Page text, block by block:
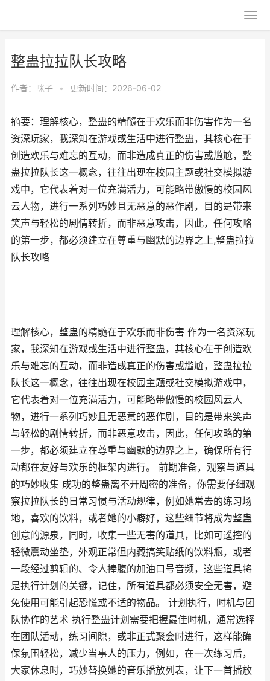
整蛊拉拉队长攻略
作者： 咪子 • 更新时间：2026-06-02
摘要：理解核心，整蛊的精髓在于欢乐而非伤害作为一名
资深玩家，我深知在游戏或生活中进行整蛊，其核心在于
创造欢乐与难忘的互动，而非造成真正的伤害或尴尬，整
蛊拉拉队长这一概念，往往出现在校园主题或社交模拟游
戏中，它代表着对一位充满活力，可能略带傲慢的校园风
云人物，进行一系列巧妙且无恶意的恶作剧，目的是带来
笑声与轻松的剧情转折，而非恶意攻击，因此，任何攻略
的第一步，都必须建立在尊重与幽默的边界之上,整蛊拉拉
队长攻略
理解核心，整蛊的精髓在于欢乐而非伤害 作为一名资深玩
家，我深知在游戏或生活中进行整蛊，其核心在于创造欢
乐与难忘的互动，而非造成真正的伤害或尴尬，整蛊拉拉
队长这一概念，往往出现在校园主题或社交模拟游戏中，
它代表着对一位充满活力，可能略带傲慢的校园风云人
物，进行一系列巧妙且无恶意的恶作剧，目的是带来笑声
与轻松的剧情转折，而非恶意攻击，因此，任何攻略的第
一步，都必须建立在尊重与幽默的边界之上，确保所有行
动都在友好与欢乐的框架内进行。 前期准备，观察与道具
的巧妙收集 成功的整蛊离不开周密的准备，你需要仔细观
察拉拉队长的日常习惯与活动规律，例如她常去的练习场
地，喜欢的饮料，或者她的小癖好，这些细节将成为整蛊
创意的源泉，同时，收集一些无害的道具，比如可遥控的
轻微震动坐垫，外观正常但内藏搞笑贴纸的饮料瓶，或者
一段经过剪辑的、令人捧腹的加油口号音频，这些道具将
是执行计划的关键，记住，所有道具都必须安全无害，避
免使用可能引起恐慌或不适的物品。 计划执行，时机与团
队协作的艺术 执行整蛊计划需要把握最佳时机，通常选择
在团队活动，练习间隙，或非正式聚会时进行，这样能确
保氛围轻松，减少当事人的压力，例如，在一次练习后，
大家休息时，巧妙替换她的音乐播放列表，让下一首播放